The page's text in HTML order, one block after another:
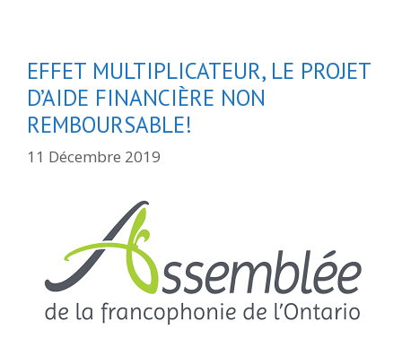
EFFET MULTIPLICATEUR, LE PROJET
D’AIDE FINANCIÈRE NON
REMBOURSABLE!
11 Décembre 2019